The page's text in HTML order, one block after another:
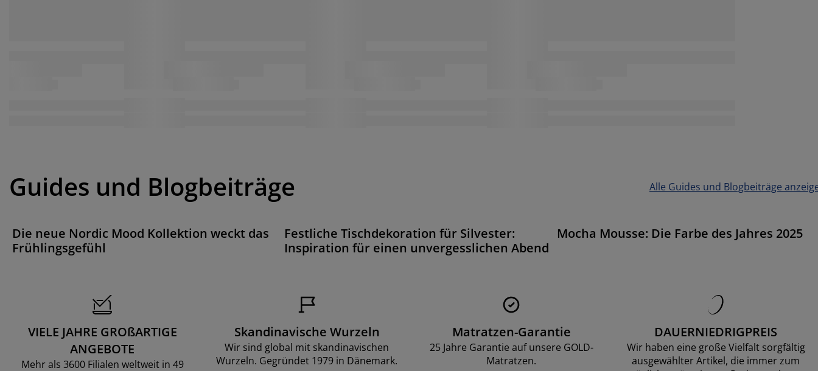
Guides und Blogbeiträge Alle Guides und Blogbeiträge
Die neue Nordic Mood Kollektion weckt das
Frühlingsgefühl
Festliche Tischdekoration für Silvester:
Inspiration für einen unvergesslichen Abend
Mocha Mousse: Die Farbe des Jahres 2025
VIELE JAHRE GROßARTIGE
ANGEBOTE
Mehr als 3600 Filialen weltweit in 49
Skandinavische Wurzeln
Wir sind global mit skandinavischen
Wurzeln. Gegründet 1979 in Dänemark.
Matratzen-Garantie
25 Jahre Garantie auf unsere GOLD-
Matratzen.
DAUERNIEDRIGPREIS
Wir haben eine große Vielfalt sorgfältig
ausgewählter Artikel, die immer zum